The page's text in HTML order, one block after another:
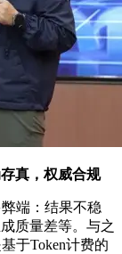
真，权威合规
端：结果不稳
质量差等。与之
于Token计费的